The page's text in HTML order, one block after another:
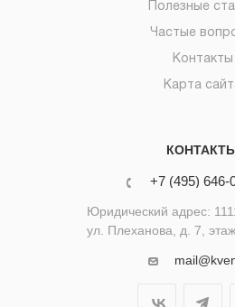
Полезные
Частые
Контакты
Карта
+7 (495) 646-
Юридический адрес:
ул. Плеханова, д. 7,